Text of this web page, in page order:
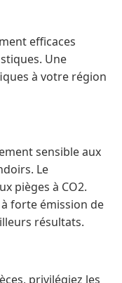
efficaces
Une
à votre région
sensible aux
Le
pièges à CO2.
forte émission de
résultats.
privilégiez les